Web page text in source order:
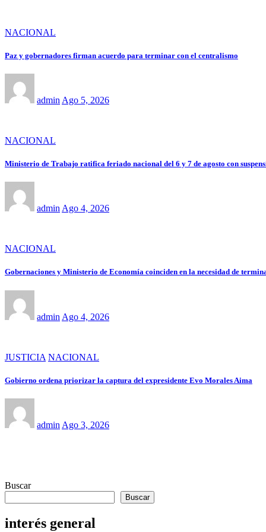
NACIONAL
Paz y gobernadores firman acuerdo para terminar con el centralismo
admin Ago 5, 2026
NACIONAL
Ministerio de Trabajo ratifica feriado nacional del 6 y 7 de agosto con
admin Ago 4, 2026
NACIONAL
Gobernaciones y Ministerio de Economía coinciden en la necesidad de
admin Ago 4, 2026
JUSTICIA NACIONAL
Gobierno ordena priorizar la captura del expresidente Evo Morales Aima
admin Ago 3, 2026
Buscar
Buscar
interés general